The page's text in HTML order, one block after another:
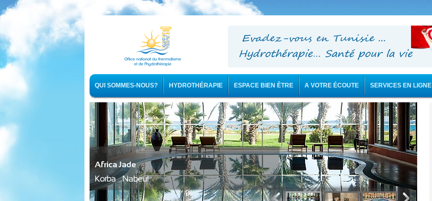
QUI SOMMES-NOUS? HYDROTHÉRAPIE ESPACE BIEN ÊTRE A VOTRE ÉCOUTE SERVICES EN LIGNE
Africa Jade
Korba - Nabeul